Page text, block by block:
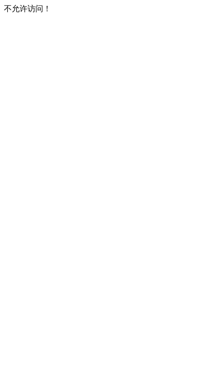
不允许访问！